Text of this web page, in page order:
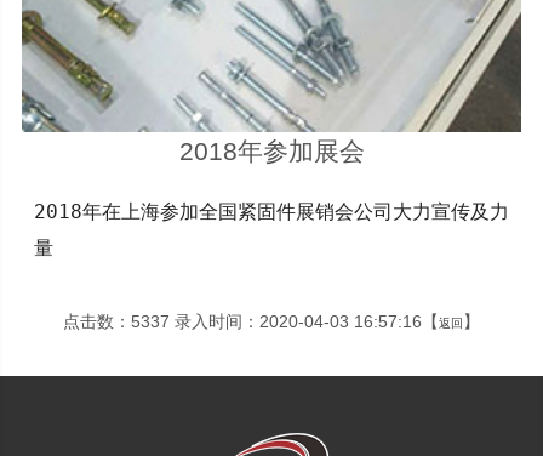
2018年参加展会
2018年在上海参加全国紧固件展销会公司大力宣传及力
量
点击数：5337 录入时间：2020-04-03 16:57:16【返回 】